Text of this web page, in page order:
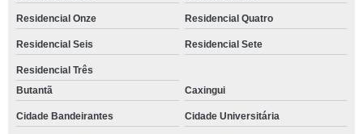
Residencial Onze Residencial Quatro
Residencial Seis Residencial Sete
Residencial Três
Butantã
Caxingui
Cidade Bandeirantes Cidade Universitária